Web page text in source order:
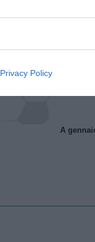
Privacy Policy
A